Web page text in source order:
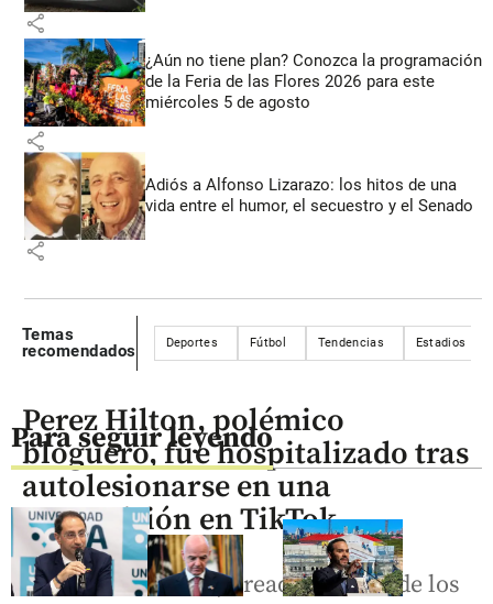
share
¿Aún no tiene plan? Conozca la programación
de la Feria de las Flores 2026 para este
miércoles 5 de agosto
share
Adiós a Alfonso Lizarazo: los hitos de una
vida entre el humor, el secuestro y el Senado
share
Temas
recomendados
Deportes Fútbol Tendencias Estadios
Para seguir leyendo
Perez Hilton, polémico
bloguero, fue hospitalizado tras
autolesionarse en una
transmisión en TikTok
El estadounidense, creador de uno de los